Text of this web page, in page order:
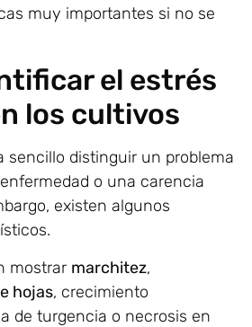
muy importantes si no se
el estrés
los cultivos
sencillo distinguir un problema
o una carencia
existen algunos
mostrar marchitez,
hojas, crecimiento
de turgencia o necrosis en